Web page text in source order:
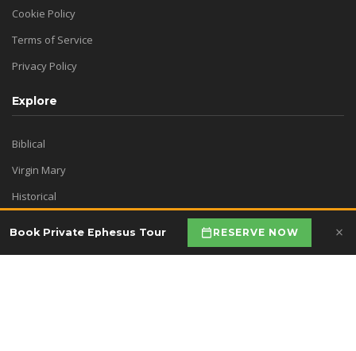
Cookie Policy
Terms of Service
Privacy Policy
Explore
Biblical
Virgin Mary
Historical
Book Private Ephesus Tour RESERVE NOW ×